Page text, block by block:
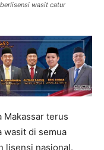
wasit catur
Makassar terus
wasit di semua
lisensi nasional.